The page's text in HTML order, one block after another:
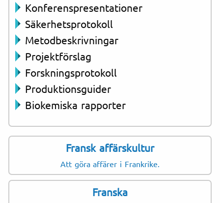
Konferenspresentationer
Säkerhetsprotokoll
Metodbeskrivningar
Projektförslag
Forskningsprotokoll
Produktionsguider
Biokemiska rapporter
Fransk affärskultur
Att göra affärer i Frankrike.
Franska